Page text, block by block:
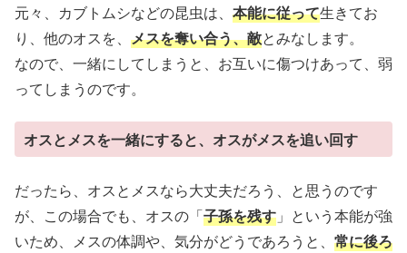
元々、カブトムシなどの昆虫は、 本能に従って生きてお
り、他のオスを、 メスを奪い合う、敵とみなします。
なので、一緒にしてしまうと、お互いに傷つけあって、弱
ってしまうのです。
オスとメスを一緒にすると、オスがメスを追い回す
だったら、オスとメスなら大丈夫だろう、と思うのです
が、この場合でも、オスの「子孫を残す 」という本能が強
いため、メスの体調や、気分がどうであろうと、 常に後ろ